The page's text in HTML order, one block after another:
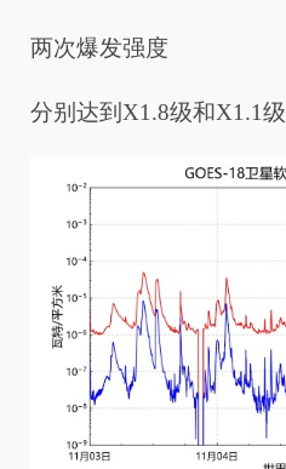
两次爆发强度
分别达到X1.8级和X1.1级